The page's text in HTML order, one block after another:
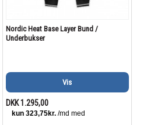
Nordic Heat Base Layer Bund /
Underbukser
Vis
DKK 1.295,00